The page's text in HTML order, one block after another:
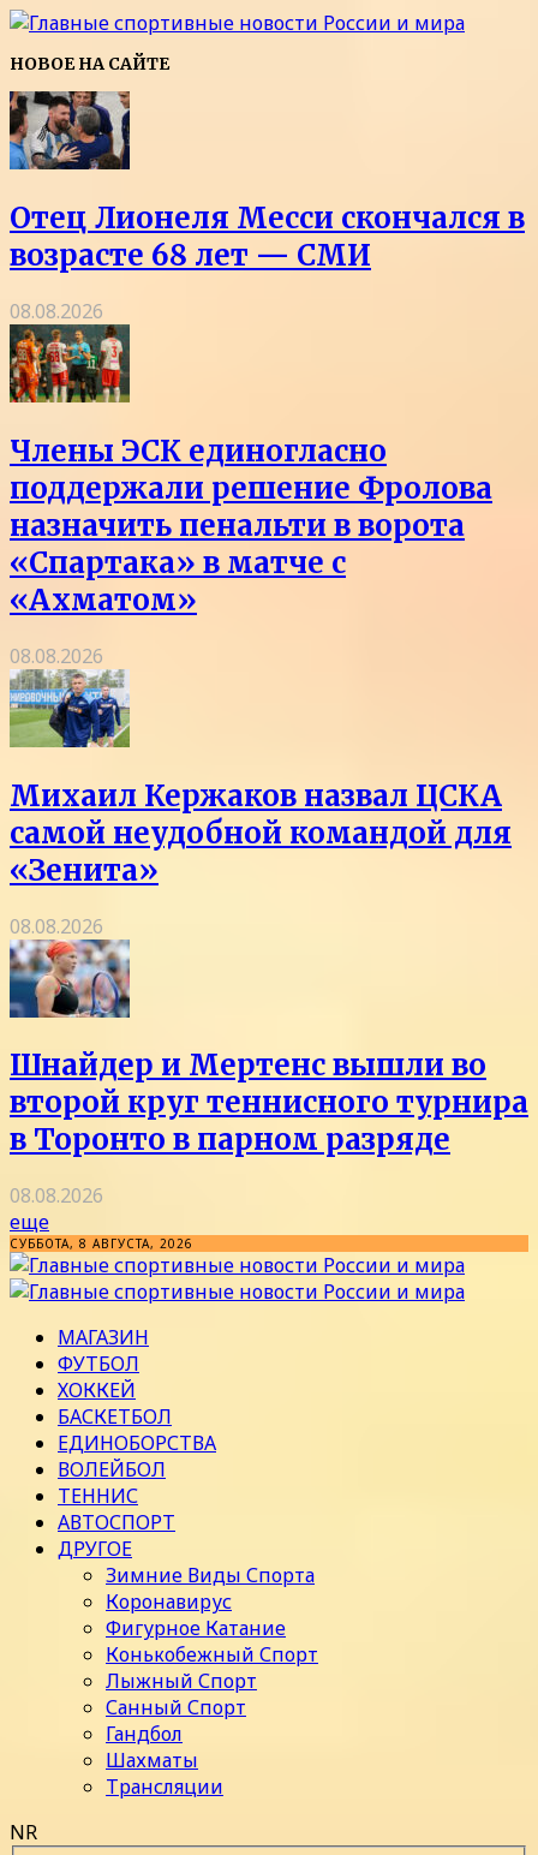
НОВОЕ НА САЙТЕ
Отец Лионеля Месси скончался в
возрасте 68 лет — СМИ
08.08.2026
Члены ЭСК единогласно
поддержали решение Фролова
назначить пенальти в ворота
«Спартака» в матче с
«Ахматом»
08.08.2026
Михаил Кержаков назвал ЦСКА
самой неудобной командой для
«Зенита»
08.08.2026
Шнайдер и Мертенс вышли во
второй круг теннисного турнира
в Торонто в парном разряде
08.08.2026
еще
СУББОТА, 8 АВГУСТА, 2026
МАГАЗИН
ФУТБОЛ
ХОККЕЙ
БАСКЕТБОЛ
ЕДИНОБОРСТВА
ВОЛЕЙБОЛ
ТЕННИС
АВТОСПОРТ
ДРУГОЕ
Зимние Виды Спорта
Коронавирус
Фигурное Катание
Конькобежный Спорт
Лыжный Спорт
Санный Спорт
Гандбол
Шахматы
Трансляции
NR